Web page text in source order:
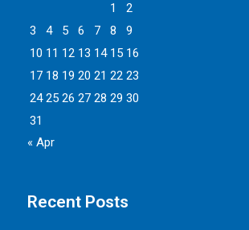
1
2
3
4 5 6 7 8
9
10 11 12 13 14 15 16
17 18 19 20 21 22 23
24 25 26 27 28 29 30
31
« Apr
Recent Posts